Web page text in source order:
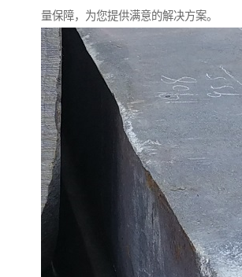
量保障，为您提供满意的解决方案。